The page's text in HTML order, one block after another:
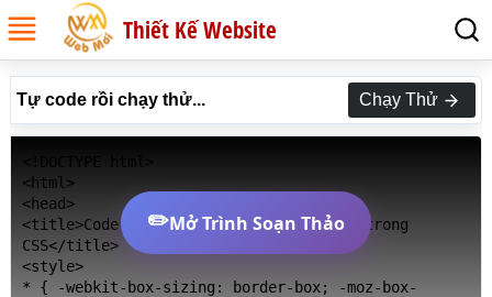
Thiết Kế Website
Tự code rồi chạy thử... Chạy Thử
<html>
<head>
<title>Code Thuộc tính list-style-type trong
CSS</title>
<style>
* { -webkit-box-sizing: border-box; -moz-box-
✏️Mở Trình Soạn Thảo